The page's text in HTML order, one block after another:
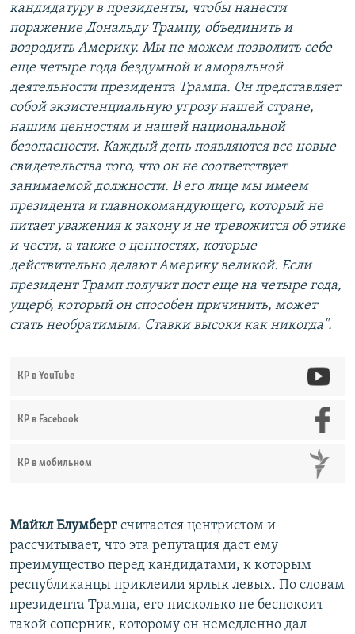
кандидатуру в президенты, чтобы нанести
поражение Дональду Трампу, объединить и
возродить Америку. Мы не можем позволить себе
еще четыре года бездумной и аморальной
деятельности президента Трампа. Он представляет
собой экзистенциальную угрозу нашей стране,
нашим ценностям и нашей национальной
безопасности. Каждый день появляются все новые
свидетельства того, что он не соответствует
занимаемой должности. В его лице мы имеем
президента и главнокомандующего, который не
питает уважения к закону и не тревожится об этике
и чести, а также о ценностях, которые
действительно делают Америку великой. Если
президент Трамп получит пост еще на четыре года,
ущерб, который он способен причинить, может
стать необратимым. Ставки высоки как никогда".
КР в YouTube
КР в Facebook
КР в мобильном
Майкл Блумберг считается центристом и
рассчитывает, что эта репутация даст ему
преимущество перед кандидатами, к которым
республиканцы приклеили ярлык левых. По словам
президента Трампа, его нисколько не беспокоит
такой соперник, которому он немедленно дал